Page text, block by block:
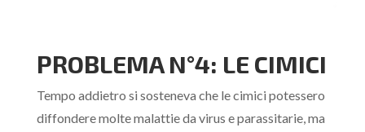
PROBLEMA N°4: LE CIMICI
Tempo addietro si sosteneva che le cimici potessero
diffondere molte malattie da virus e parassitarie, ma